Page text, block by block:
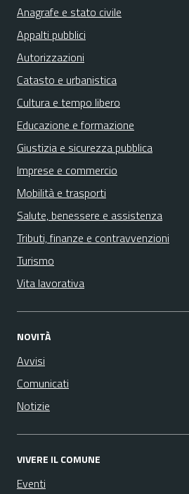
Anagrafe e stato civile
Appalti pubblici
Autorizzazioni
Catasto e urbanistica
Cultura e tempo libero
Educazione e formazione
Giustizia e sicurezza pubblica
Imprese e commercio
Mobilità e trasporti
Salute, benessere e assistenza
Tributi, finanze e contravvenzioni
Turismo
Vita lavorativa
NOVITÀ
Avvisi
Comunicati
Notizie
VIVERE IL COMUNE
Eventi